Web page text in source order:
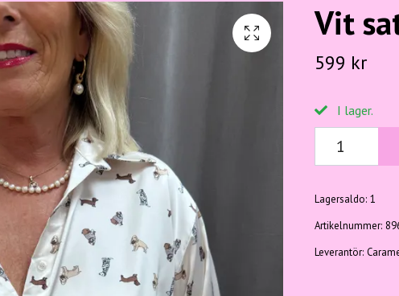
Vit
599 kr
I lager.
Lagersaldo: 1
Artikelnummer:
Leverantör: